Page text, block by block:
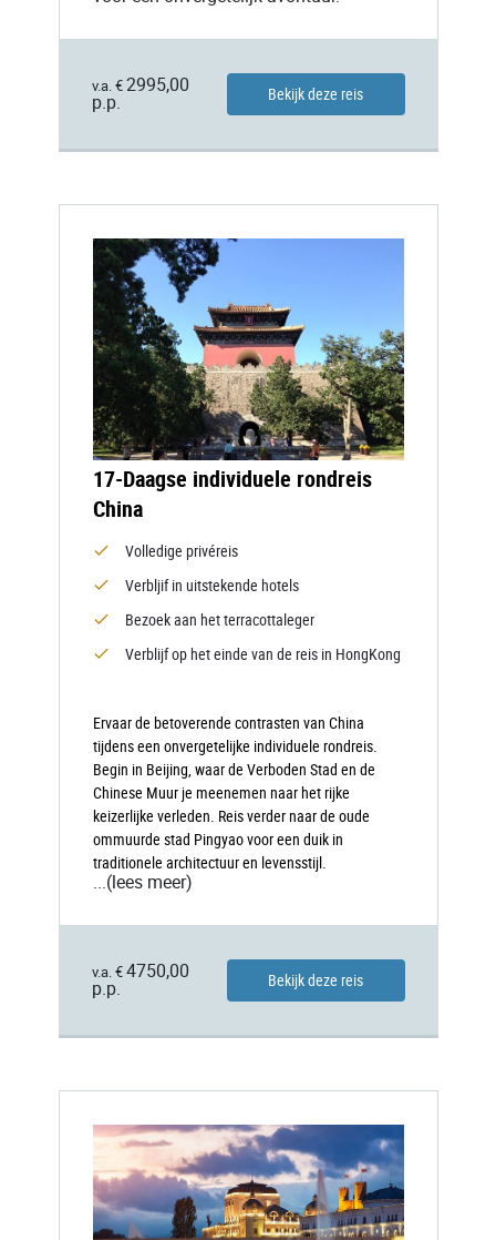
v.a. € 2995,00
p.p.
Bekijk deze reis
17-Daagse individuele rondreis
China
Volledige privéreis
Verbljif in uitstekende hotels
Bezoek aan het terracottaleger
Verblijf op het einde van de reis in HongKong
Ervaar de betoverende contrasten van China
tijdens een onvergetelijke individuele rondreis.
Begin in Beijing, waar de Verboden Stad en de
Chinese Muur je meenemen naar het rijke
keizerlijke verleden. Reis verder naar de oude
ommuurde stad Pingyao voor een duik in
traditionele architectuur en levensstijl.
...(lees meer)
v.a. € 4750,00
p.p.
Bekijk deze reis